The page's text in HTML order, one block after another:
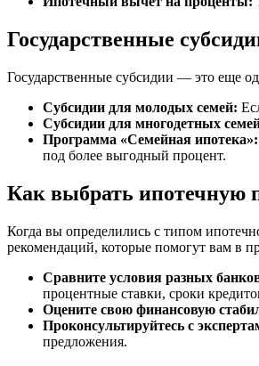
Государственные
Государственные субсидии — это еще
Субсидии для молодых семей:
Субсидии для многодетных
Программа «Семейная ипотека»:
под более выгодный процент.
Как выбрать ипотечную
Когда вы определились с типом
рекомендаций, которые помогут вам в
Сравните условия разных
процентные ставки, сроки
Оцените свою финансовую
Проконсультируйтесь с
предложения.